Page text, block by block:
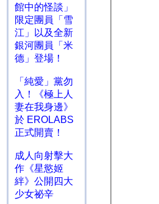
館中的怪談」
限定團員「雪
江」以及全新
銀河團員「米
德」登場！
「純愛」黨勿
入！《極上人
妻在我身邊》
於 EROLABS
正式開賣！
成人向射擊大
作《星慾姬
絆》公開四大
少女祕辛